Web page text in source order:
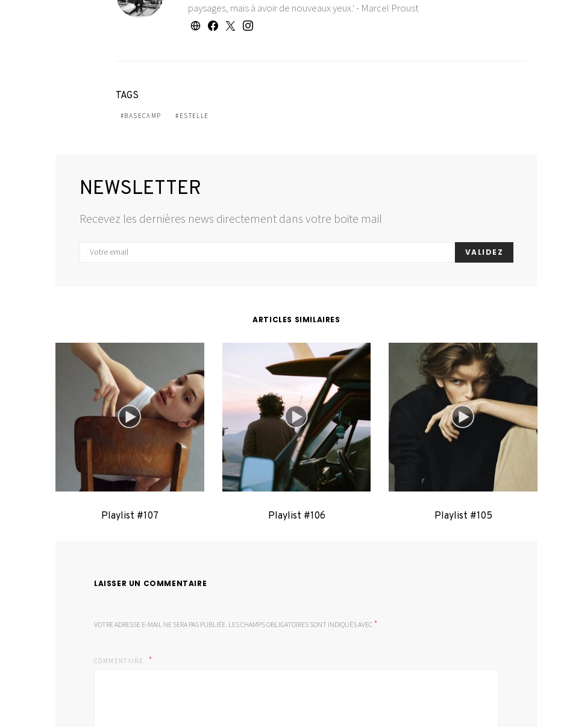
paysages, mais à avoir de nouveaux yeux.' - Marcel Proust
TAGS
BASECAMP ESTELLE
NEWSLETTER
Recevez les dernières news directement dans votre boite mail
VALIDEZ
ARTICLES SIMILAIRES
Playlist #107 Playlist #106 Playlist #105
LAISSER UN COMMENTAIRE
VOTRE ADRESSE E-MAIL NE SERA PAS PUBLIÉE. LES CHAMPS OBLIGATOIRES SONT INDIQUÉS AVEC *
COMMENTAIRE